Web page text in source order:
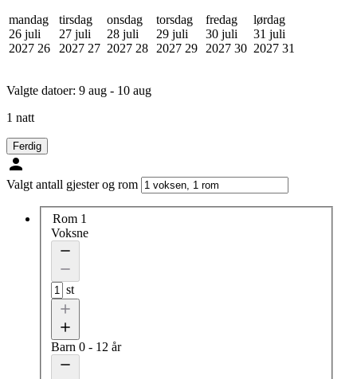
mandag
26 juli
2027 26
tirsdag
27 juli
2027 27
onsdag
28 juli
2027 28
torsdag
29 juli
2027 29
fredag
30 juli
2027 30
lørdag
31 juli
2027 31
Valgte datoer: 9 aug - 10 aug
1 natt
Ferdig
Valgt antall gjester og rom
Rom 1
Voksne
st
Barn 0 - 12 år